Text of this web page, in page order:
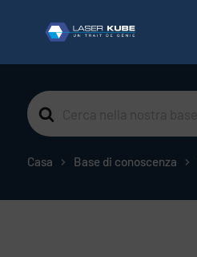
Cerca
per
Casa Base di conoscenza